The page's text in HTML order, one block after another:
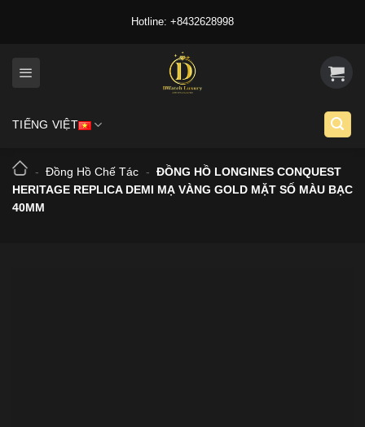
Hotline: +8432628998
TIẾNG VIỆT
- Đồng Hồ Chế Tác - ĐỒNG HỒ LONGINES CONQUEST
HERITAGE REPLICA DEMI MẠ VÀNG GOLD MẶT SỐ MÀU BẠC
40MM